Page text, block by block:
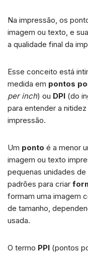
Na impressão, os
imagem ou texto, e
a qualidade final da
Esse conceito está
medida em pontos
per inch) ou DPI (do
para entender a
impressão.
Um ponto é a menor
imagem ou texto
pequenas unidades
padrões para criar
formam uma imagem
de tamanho,
usada.
O termo PPI (pontos